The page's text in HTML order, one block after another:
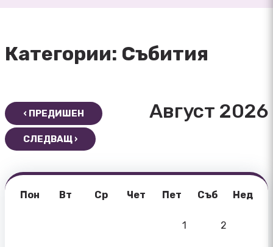
Категории: Събития
‹ ПРЕДИШЕН Август 2026
СЛЕДВАЩ ›
Пон Вт Ср Чет Пет Съб Нед
1 2